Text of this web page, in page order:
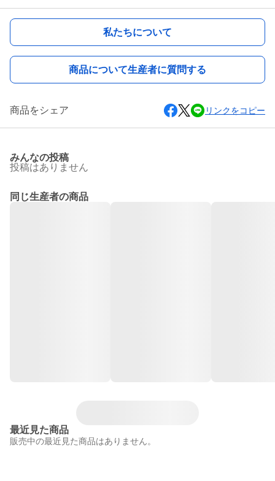
私たちについて
商品について生産者に質問する
商品をシェア リンクをコピー
みんなの投稿
投稿はありません
同じ生産者の商品
最近見た商品
販売中の最近見た商品はありません。